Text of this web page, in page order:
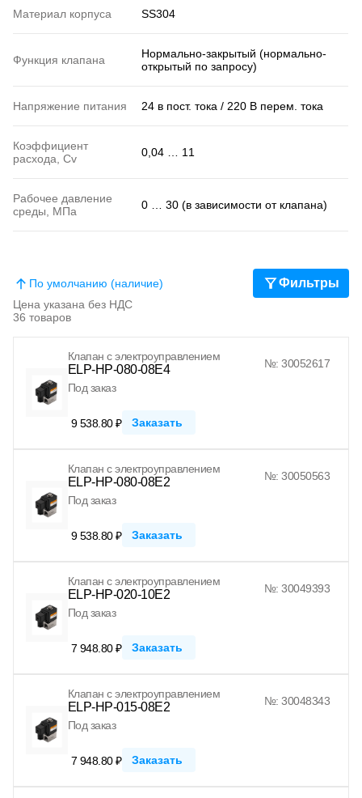
Материал корпуса SS304
Функция клапана
Нормально-закрытый (нормально-
открытый по запросу)
Напряжение питания 24 в пост. тока / 220 В перем. тока
Коэффициент
расхода, Cv
0,04 … 11
Рабочее давление
среды, МПа
0 … 30 (в зависимости от клапана)
36 товаров
Цена указана без НДС
По умолчанию (наличие) Фильтры
Клапан с электроуправлением
ELP-HP-080-08E4
№: 30052617
Под заказ
9 538.80 ₽ Заказать
Клапан с электроуправлением
ELP-HP-080-08E2
№: 30050563
Под заказ
9 538.80 ₽ Заказать
Клапан с электроуправлением
ELP-HP-020-10E2
№: 30049393
Под заказ
7 948.80 ₽ Заказать
Клапан с электроуправлением
ELP-HP-015-08E2
№: 30048343
Под заказ
7 948.80 ₽ Заказать